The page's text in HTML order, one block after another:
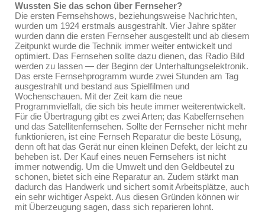
Wussten Sie das schon über Fernseher?
Die ersten Fernsehshows, beziehungsweise Nachrichten,
wurden um 1924 erstmals ausgestrahlt. Vier Jahre später
wurden dann die ersten Fernseher ausgestellt und ab diesem
Zeitpunkt wurde die Technik immer weiter entwickelt und
optimiert. Das Fernsehen sollte dazu dienen, das Radio Bild
werden zu lassen — der Beginn der Unterhaltungselektronik.
Das erste Fernsehprogramm wurde zwei Stunden am Tag
ausgestrahlt und bestand aus Spielfilmen und
Wochenschauen. Mit der Zeit kam die neue
Programmvielfalt, die sich bis heute immer weiterentwickelt.
Für die Übertragung gibt es zwei Arten; das Kabelfernsehen
und das Satellitenfernsehen. Sollte der Fernseher nicht mehr
funktionieren, ist eine Fernseh Reparatur die beste Lösung,
denn oft hat das Gerät nur einen kleinen Defekt, der leicht zu
beheben ist. Der Kauf eines neuen Fernsehers ist nicht
immer notwendig. Um die Umwelt und den Geldbeutel zu
schonen, bietet sich eine Reparatur an. Zudem stärkt man
dadurch das Handwerk und sichert somit Arbeitsplätze, auch
ein sehr wichtiger Aspekt. Aus diesen Gründen können wir
mit Überzeugung sagen, dass sich reparieren lohnt.